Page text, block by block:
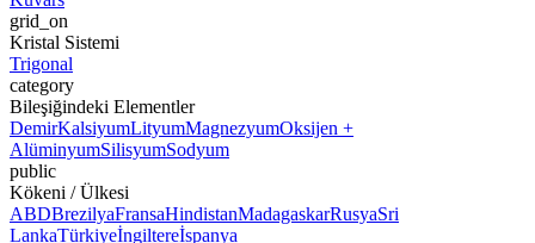
grid_on
Kristal Sistemi
Trigonal
category
Bileşiğindeki Elementler
DemirKalsiyumLityumMagnezyumOksijen +
AlüminyumSilisyumSodyum
public
Kökeni / Ülkesi
ABDBrezilyaFransaHindistanMadagaskarRusyaSri
LankaTürkiyeİngiltereİspanya